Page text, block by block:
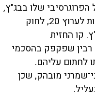
שלו בבג"ץ,
בתקשורת ובתרבות. מכאן ההתנגדות לערוץ 20, לחוק
קו החזית
רבין שפקפק בהסכמי
לחתום עליהם.
מובהק, שכן